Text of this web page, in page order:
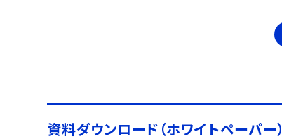
資料ダウンロード（ホワイトペーパー）